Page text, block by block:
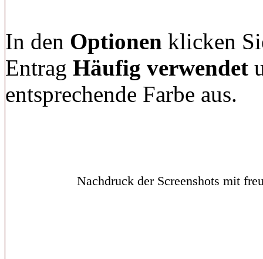
In den Optionen klicken
Entrag Häufig verwendet
entsprechende Farbe aus.
Nachdruck der Screenshots mit